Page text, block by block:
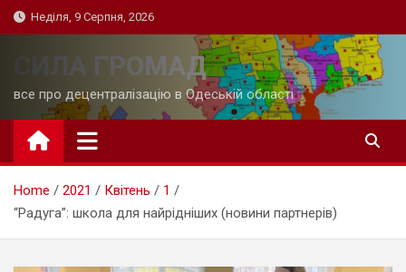
Skip
to
Неділя, 9 Серпня, 2026
СИЛА ГРОМАД
все про децентралізацію в Одеській області
Home 2021 Квітень
1
“Радуга”: школа для найрідніших (новини партнерів)